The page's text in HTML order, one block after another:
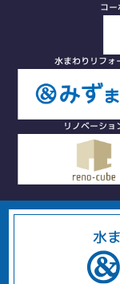
コー
水まわりリフォ
リノベーショ
水